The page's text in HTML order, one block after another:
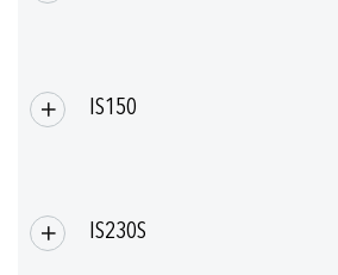
IS150
IS230S